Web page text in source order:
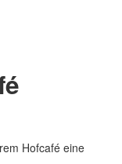
Hofcafé eine